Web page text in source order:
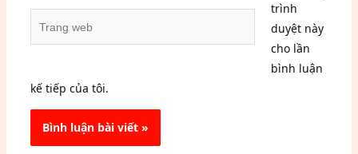
trình
duyệt này
cho lần
bình luận
kế tiếp của tôi.